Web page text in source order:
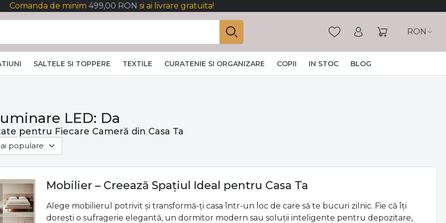
Comanda de minim 499,00 RON si ai livrare gratuita!
RON
SALTELE SI TOPPERE TEXTILE CURATENIE SI ORGANIZARE COPII IN STOC BLOG
LED: Da
pentru Fiecare Cameră din Casa Ta
Mobilier – Creează Spațiul Ideal pentru Casa Ta
Alege mobilierul potrivit și transformă-ți casa într-un loc de care să te bucuri zilnic. Fie că îți
dorești o sufragerie elegantă, un dormitor modern sau soluții inteligente pentru depozitare,